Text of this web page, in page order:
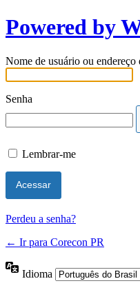
Powered by
Nome de usuário ou endereço
Senha
Lembrar-me
Perdeu a senha?
← Ir para Corecon PR
Idioma